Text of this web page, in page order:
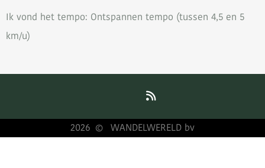
Ik vond het tempo: Ontspannen tempo (tussen 4,5 en 5
km/u)
2026 © WANDELWERELD bv